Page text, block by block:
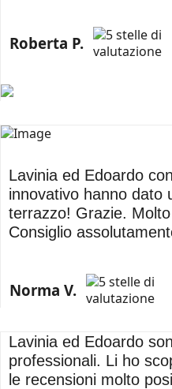
Roberta P.
Lavinia ed Edoardo
innovativo hanno dato
terrazzo! Grazie.
Consiglio
Norma V.
Lavinia ed Edoardo
professionali. Li ho
le recensioni molto